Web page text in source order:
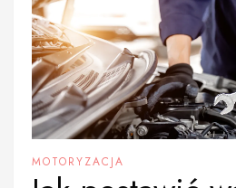
MOTORYZACJA